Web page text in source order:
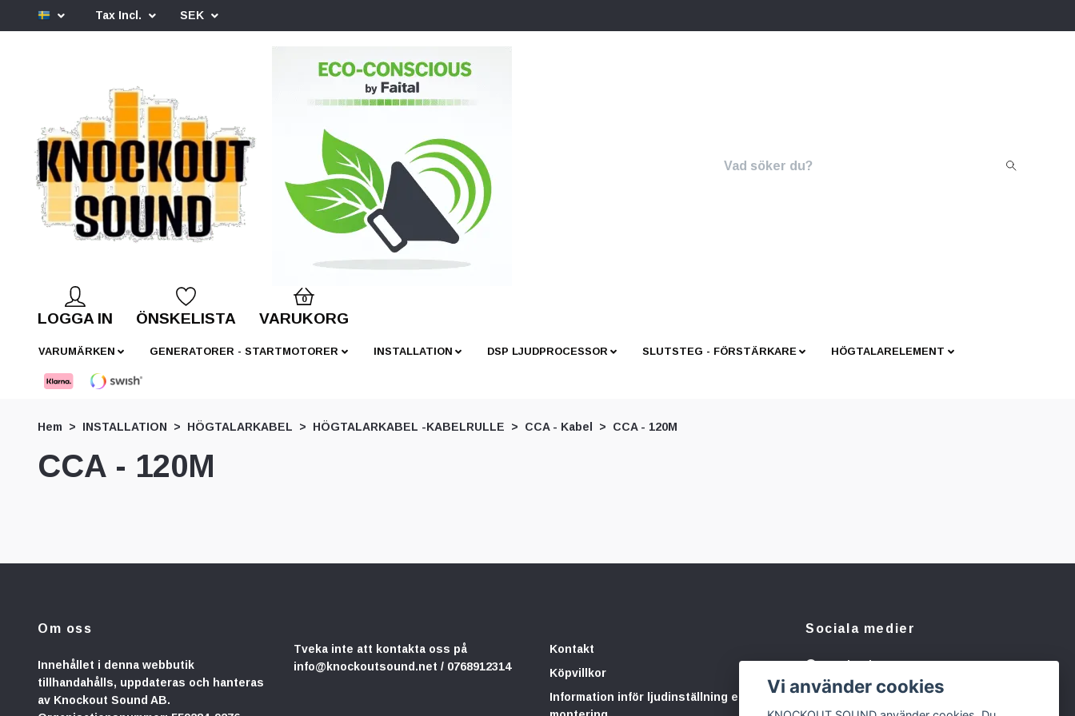
Tax Incl. SEK
LOGGA IN ÖNSKELISTA
0
VARUKORG
VARUMÄRKEN GENERATORER - STARTMOTORER INSTALLATION DSP LJUDPROCESSOR SLUTSTEG - FÖRSTÄRKARE HÖGTALARELEMENT
Hem INSTALLATION HÖGTALARKABEL HÖGTALARKABEL -KABELRULLE CCA - Kabel CCA - 120M
CCA - 120M
Om oss
Innehållet i denna webbutik
tillhandahålls, uppdateras och hanteras
av Knockout Sound AB.
Tveka inte att kontakta oss på
info@knockoutsound.net / 0768912314
Kontakt
Köpvillkor
Information inför ljudinställning eller
Sociala medier
Facebook
Instagram
Vi använder cookies